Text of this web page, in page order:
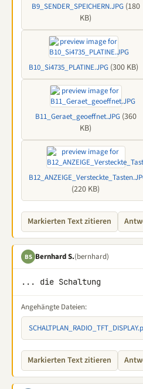
B9_SENDER_SPEICHERN.JPG(180
KB)
B10_Si4735_PLATINE.JPG (300 KB)
B11_Geraet_geoeffnet.JPG(360
KB)
(220 KB)
Markierten Text zitieren
BS Bernhard S.(bernhard)
... die Schaltung
Angehängte Dateien:
Markierten Text zitieren